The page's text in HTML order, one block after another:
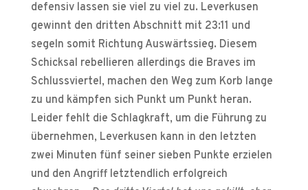
defensiv lassen sie viel zu viel zu. Leverkusen
gewinnt den dritten Abschnitt mit 23:11 und
segeln somit Richtung Auswärtssieg. Diesem
Schicksal rebellieren allerdings die Braves im
Schlussviertel, machen den Weg zum Korb lange
zu und kämpfen sich Punkt um Punkt heran.
Leider fehlt die Schlagkraft, um die Führung zu
übernehmen, Leverkusen kann in den letzten
zwei Minuten fünf seiner sieben Punkte erzielen
und den Angriff letztendlich erfolgreich